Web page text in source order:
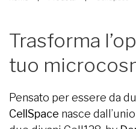
Trasforma
tuo
Pensato per essere da
CellSpace nasce